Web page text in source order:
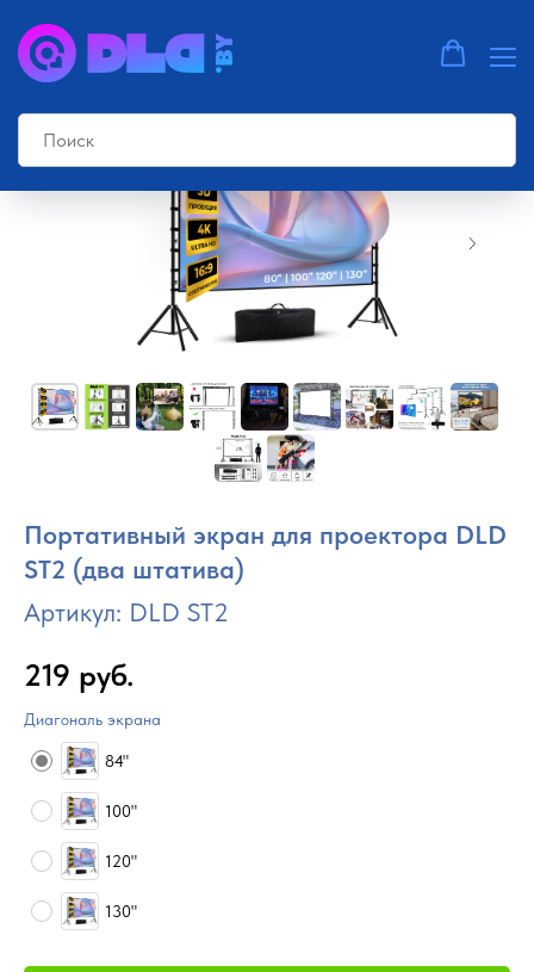
Портативный экран для проектора DLD
ST2 (два штатива)
Артикул: DLD ST2
219 руб.
Диагональ экрана
84"
100"
120"
130"